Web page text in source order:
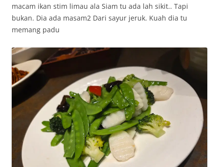
macam ikan stim limau ala Siam tu ada lah sikit.. Tapi
bukan. Dia ada masam2 Dari sayur jeruk. Kuah dia tu
memang padu